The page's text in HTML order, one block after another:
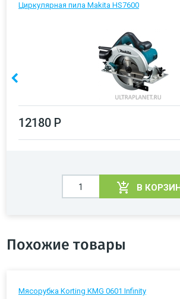
Циркулярная пила Makita HS7600
12180 Р
В
Похожие товары
Мясорубка Korting KMG 0601 Infinity